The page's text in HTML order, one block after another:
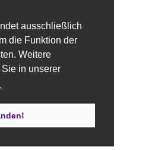
ausschließlich
die Funktion der
Weitere
Sie in unserer